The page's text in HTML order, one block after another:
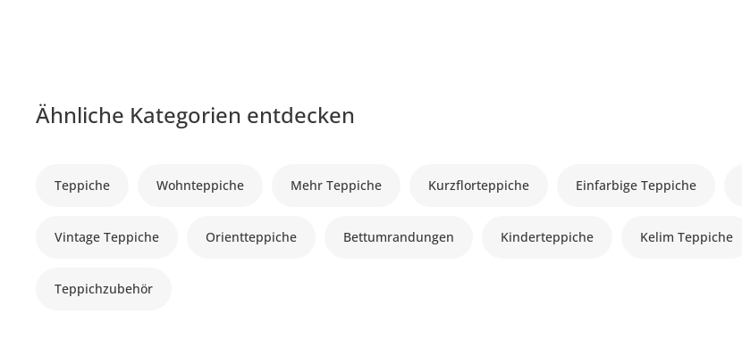
Ähnliche Kategorien entdecken
Teppiche Wohnteppiche Mehr Teppiche Kurzflorteppiche Einfarbige Teppiche
Vintage Teppiche Orientteppiche Bettumrandungen Kinderteppiche Kelim Teppiche
Teppichzubehör